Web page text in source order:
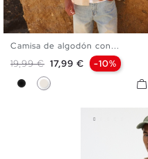
M
Camisa de algodón con...
Precio base
19,99 € Precio
17,99 € -10%
NegroCrudo